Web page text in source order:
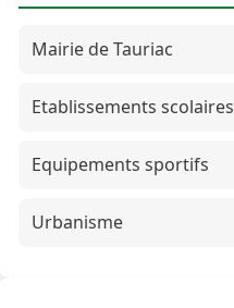
Mairie de Tauriac
Etablissements scolaires
Equipements sportifs
Urbanisme